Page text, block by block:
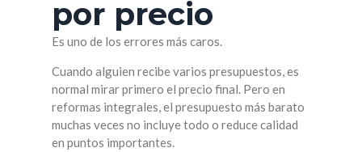
por precio
Es uno de los errores más caros.
Cuando alguien recibe varios presupuestos, es
normal mirar primero el precio final. Pero en
reformas integrales, el presupuesto más barato
muchas veces no incluye todo o reduce calidad
en puntos importantes.